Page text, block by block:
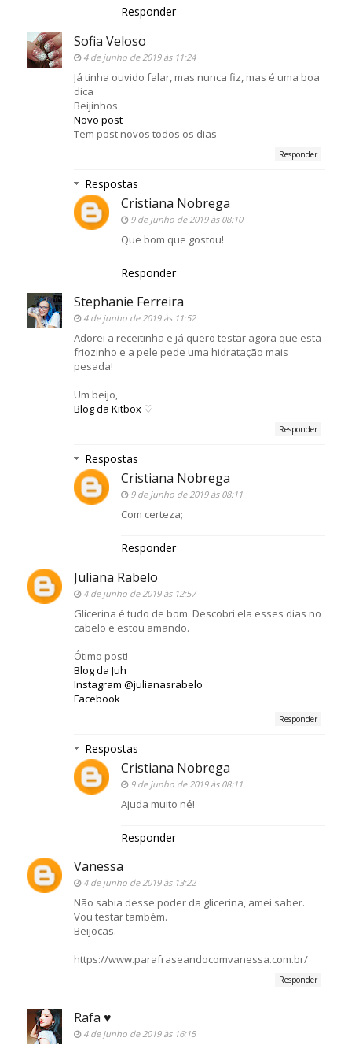
Responder
Sofia Veloso
4 de junho de 2019 às 11:24
Já tinha ouvido falar, mas nunca fiz, mas é uma boa
dica
Beijinhos
Novo post
Tem post novos todos os dias
Responder
Respostas
Cristiana Nobrega
9 de junho de 2019 às 08:10
Que bom que gostou!
Responder
Stephanie Ferreira
4 de junho de 2019 às 11:52
Adorei a receitinha e já quero testar agora que esta
friozinho e a pele pede uma hidratação mais
pesada!
Um beijo,
Blog da Kitbox♡
Responder
Respostas
Cristiana Nobrega
9 de junho de 2019 às 08:11
Com certeza;
Responder
Juliana Rabelo
4 de junho de 2019 às 12:57
Glicerina é tudo de bom. Descobri ela esses dias no
cabelo e estou amando.
Ótimo post!
Blog da Juh
Instagram @julianasrabelo
Facebook
Responder
Respostas
Cristiana Nobrega
9 de junho de 2019 às 08:11
Ajuda muito né!
Responder
Vanessa
4 de junho de 2019 às 13:22
Não sabia desse poder da glicerina, amei saber.
Vou testar também.
Beijocas.
https://www.parafraseandocomvanessa.com.br/
Responder
Rafa ♥
4 de junho de 2019 às 16:15